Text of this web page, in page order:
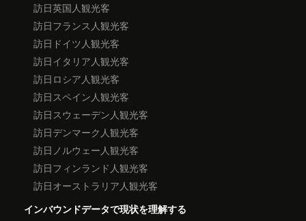
訪日英国人観光客
訪日フランス人観光客
訪日ドイツ人観光客
訪日イタリア人観光客
訪日ロシア人観光客
訪日スペイン人観光客
訪日スウェーデン人観光客
訪日デンマーク人観光客
訪日ノルウェー人観光客
訪日フィンランド人観光客
訪日オーストラリア人観光客
インバウンドデータで現状を理解する